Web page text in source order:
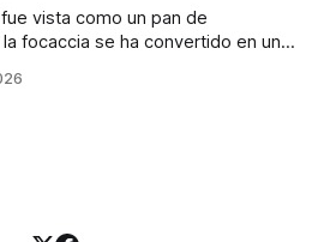
vista como un pan de
focaccia se ha convertido en uno
calidad y experiencias que